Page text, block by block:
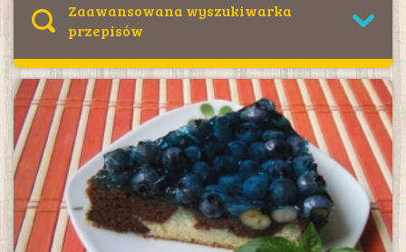
talerzyki, miseczki, pojemniki na
lunch, a także sztućce i słomki. Mimo
tego, że wyglądają jak plastikowe,
rozkładają się w glebie lub kompoście
od 1 roku do 3 lat! Plastik do pełnego
rozłożenia potrzebuje aż 450 lat i
zmienia się w drobne cząsteczki
plastyku! Poza tym naczynia z
kukurydzy są bezpieczne, wolne od
BPA, ftalanów czy PCV.
Zaawansowana wyszukiwarka
przepisów